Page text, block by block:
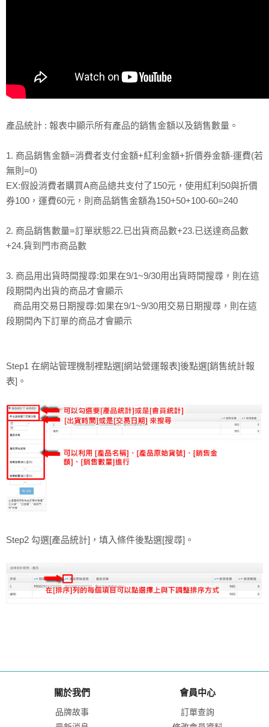
產品統計 : 報表中顯示所有產品的銷售金額以及銷售數量。
1. 商品銷售金額=消費者支付金額+紅利金額+折價券金額-運費(若
無則=0)
EX:假設消費者購買A商品總共支付了150元，使用紅利50與折價
券100，運費60元，則商品銷售金額為150+50+100-60=240
2. 商品銷售數量=訂單狀態22.已出貨商品數+23.已送達商品數
+24.貨到門市商品數
3. 商品用出貨時間搜尋:如果在9/1~9/30用出貨時間搜尋，則在這
段期間內出貨的商品才會顯示
商品用交易日期搜尋:如果在9/1~9/30用交易日期搜尋，則在這
段期間內下訂單的商品才會顯示
Step1 在網站管理機制裡點選[網站營運報表]後點選[銷售統計報
表]。
Step2 勾選[產品統計]，填入條件後點選[搜尋]。
關於我們
品牌故事
會員中心
訂單查詢